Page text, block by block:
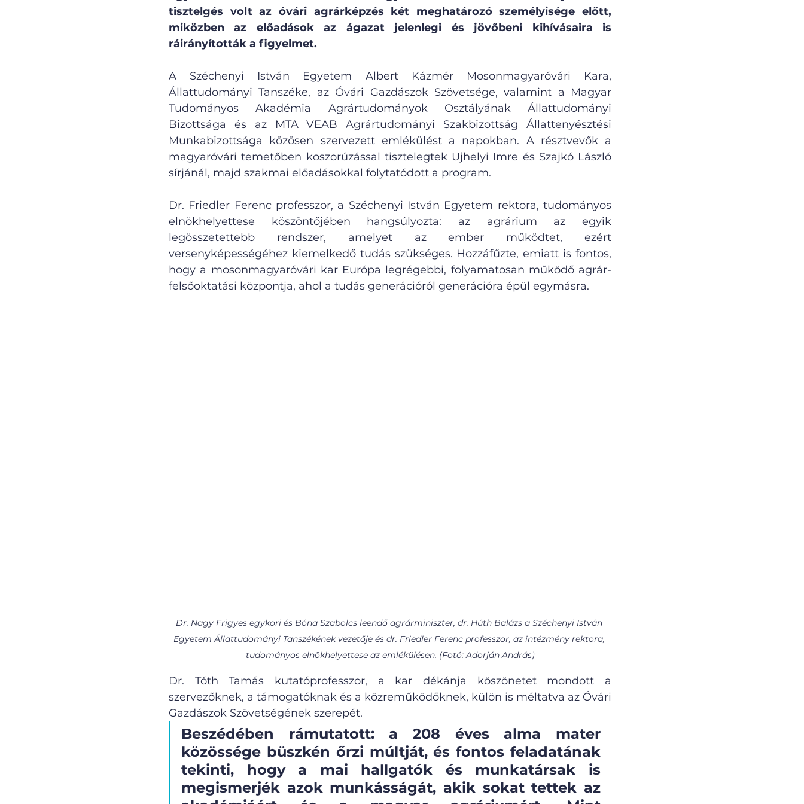
tisztelgés volt az óvári agrárképzés két meghatározó személyisége előtt,
miközben az előadások az ágazat jelenlegi és jövőbeni kihívásaira is
ráirányították a figyelmet.
A Széchenyi István Egyetem Albert Kázmér Mosonmagyaróvári Kara,
Állattudományi Tanszéke, az Óvári Gazdászok Szövetsége, valamint a Magyar
Tudományos Akadémia Agrártudományok Osztályának Állattudományi
Bizottsága és az MTA VEAB Agrártudományi Szakbizottság Állattenyésztési
Munkabizottsága közösen szervezett emlékülést a napokban. A résztvevők a
magyaróvári temetőben koszorúzással tisztelegtek Ujhelyi Imre és Szajkó László
sírjánál, majd szakmai előadásokkal folytatódott a program.
Dr. Friedler Ferenc professzor, a Széchenyi István Egyetem rektora, tudományos
elnökhelyettese köszöntőjében hangsúlyozta: az agrárium az egyik
legösszetettebb rendszer, amelyet az ember működtet, ezért
versenyképességéhez kiemelkedő tudás szükséges. Hozzáfűzte, emiatt is fontos,
hogy a mosonmagyaróvári kar Európa legrégebbi, folyamatosan működő agrár-
felsőoktatási központja, ahol a tudás generációról generációra épül egymásra.
Dr. Nagy Frigyes egykori és Bóna Szabolcs leendő agrárminiszter, dr. Húth Balázs a Széchenyi István
Egyetem Állattudományi Tanszékének vezetője és dr. Friedler Ferenc professzor, az intézmény rektora,
tudományos elnökhelyettese az emlékülésen. (Fotó: Adorján András)
Dr. Tóth Tamás kutatóprofesszor, a kar dékánja köszönetet mondott a
szervezőknek, a támogatóknak és a közreműködőknek, külön is méltatva az Óvári
Gazdászok Szövetségének szerepét.
Beszédében rámutatott: a 208 éves alma mater
közössége büszkén őrzi múltját, és fontos feladatának
tekinti, hogy a mai hallgatók és munkatársak is
megismerjék azok munkásságát, akik sokat tettek az